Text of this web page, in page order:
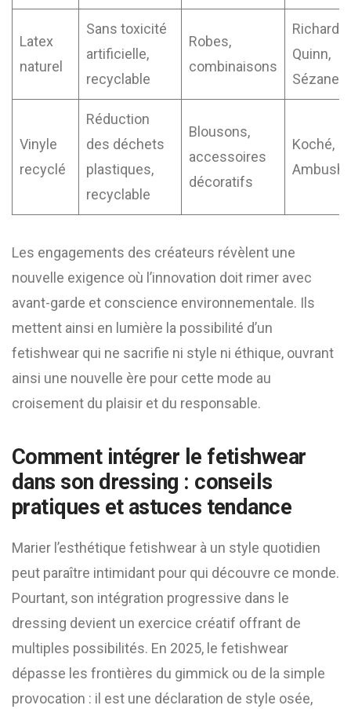
Latex
naturel
Sans toxicité
artificielle,
recyclable
Robes,
combinaisons
Richard
Quinn,
Sézane
Vinyle
recyclé
Réduction
des déchets
plastiques,
recyclable
Blousons,
accessoires
décoratifs
Koché,
Ambush
Les engagements des créateurs révèlent une
nouvelle exigence où l’innovation doit rimer avec
avant-garde et conscience environnementale. Ils
mettent ainsi en lumière la possibilité d’un
fetishwear qui ne sacrifie ni style ni éthique, ouvrant
ainsi une nouvelle ère pour cette mode au
croisement du plaisir et du responsable.
Comment intégrer le fetishwear
dans son dressing : conseils
pratiques et astuces tendance
Marier l’esthétique fetishwear à un style quotidien
peut paraître intimidant pour qui découvre ce monde.
Pourtant, son intégration progressive dans le
dressing devient un exercice créatif offrant de
multiples possibilités. En 2025, le fetishwear
dépasse les frontières du gimmick ou de la simple
provocation : il est une déclaration de style osée,